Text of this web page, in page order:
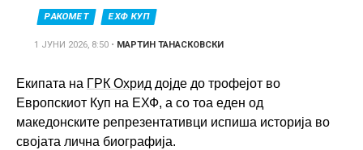
РАКОМЕТ ЕХФ КУП
1 ЈУНИ 2026, 8:50 • МАРТИН ТАНАСКОВСКИ
Екипата на ГРК Охрид дојде до трофејот во
Европскиот Куп на ЕХФ, а со тоа еден од
македонските репрезентативци испиша историја во
својата лична биографија.